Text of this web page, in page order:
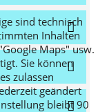
sind technisch
Inhalten
Maps" usw.
Sie können
zulassen
geändert
bleibt 90